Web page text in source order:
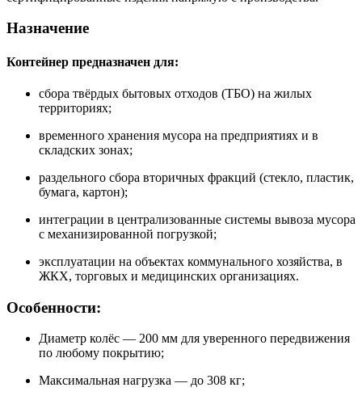
Назначение
Контейнер предназначен для:
сбора твёрдых бытовых отходов (ТБО) на жилых
территориях;
временного хранения мусора на предприятиях и в
складских зонах;
раздельного сбора вторичных фракций (стекло, пластик,
бумага, картон);
интеграции в централизованные системы вывоза мусора
с механизированной погрузкой;
эксплуатации на объектах коммунального хозяйства, в
ЖКХ, торговых и медицинских организациях.
Особенности:
Диаметр колёс — 200 мм для уверенного передвижения
по любому покрытию;
Максимальная нагрузка — до 308 кг;